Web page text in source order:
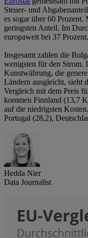
Steuer- und
es sogar über 60 Prozent.
geringsten Anteil. Im
europaweit bei 37 Prozent.
Insgesamt zahlen die
wenigsten für den Strom.
Kunstwährung, die
Ländern ausgleicht, sieht
Vergleich mit dem Preis
kommen Finnland (13,7
auf die niedrigsten
Portugal (28,2),
Hedda Nier
Data Journalist